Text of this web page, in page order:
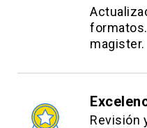
magister.
Revisión